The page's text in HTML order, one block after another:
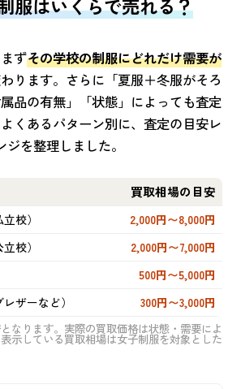
服はいくらで売れる？
ずその学校の制服にどれだけ需要が
ります。さらに「夏服＋冬服がそろ
品の有無」「状態」によっても査定
くあるパターン別に、査定の目安レ
ジを整理しました。
買取相場の目安
校）
2,000円〜8,000円
校）
2,000円〜7,000円
500円〜5,000円
ザーなど）
300円〜3,000円
なります。実際の買取価格は状態・需要によ
示している買取相場は女子制服を対象とした